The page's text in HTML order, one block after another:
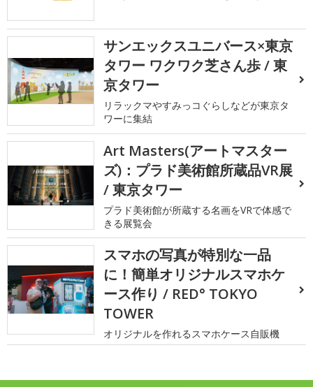
サンエックスユニバース×東京
タワー ワクワク芝さん歩 / 東
京タワー
リラックマやすみっコぐらしなどが東京タ
ワーに集結
Art Masters(アートマスター
ズ)：プラド美術館所蔵品VR展
/ 東京タワー
プラド美術館が所蔵する名画をVRで体感で
きる展覧会
スマホの写真が特別な一品
に！簡単オリジナルスマホケ
ース作り / RED° TOKYO
TOWER
オリジナルを作れるスマホケース自販機